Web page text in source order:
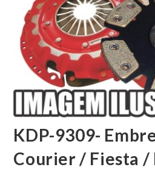
KDP-9309-
Courier / Fiesta /